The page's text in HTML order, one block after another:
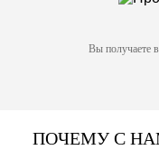
Вы получаете
ПОЧЕМУ С